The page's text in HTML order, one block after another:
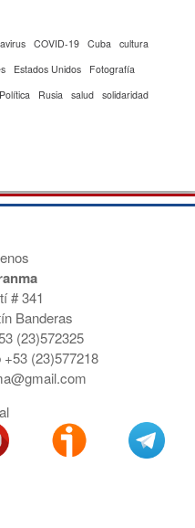
COVID-19 Cuba
cultura
Estados Unidos
Fotografía
Política Rusia salud solidaridad
# 341
Banderas
(23)572325
+53 (23)577218